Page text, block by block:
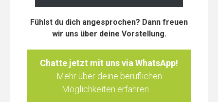
Fühlst du dich angesprochen? Dann freuen
wir uns über deine Vorstellung.
Chatte jetzt mit uns via WhatsApp!
Mehr über deine beruflichen
Möglichkeiten erfahren …